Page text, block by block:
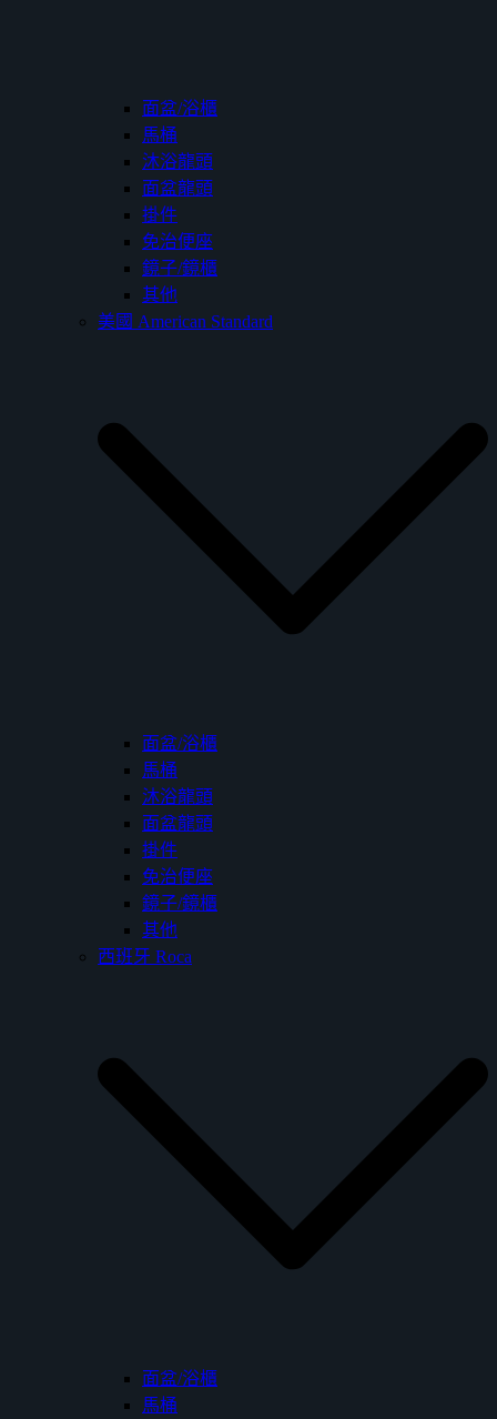
面盆/浴櫃
馬桶
沐浴龍頭
面盆龍頭
掛件
免治便座
鏡子/鏡櫃
其他
美國 American Standard
面盆/浴櫃
馬桶
沐浴龍頭
面盆龍頭
掛件
免治便座
鏡子/鏡櫃
其他
西班牙 Roca
面盆/浴櫃
馬桶